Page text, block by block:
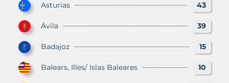
Asturias 43
Ávila 39
Badajoz 15
Balears, Illes/ Islas Baleares 10